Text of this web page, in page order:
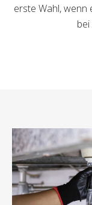
erste Wahl, wenn